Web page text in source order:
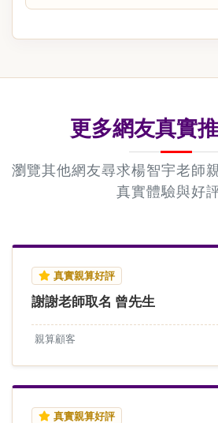
更多網友真實
瀏覽其他網友尋求楊智宇老師
真實體驗與好評
真實親算好評
謝謝老師取名 曾先生
親算顧客
真實親算好評